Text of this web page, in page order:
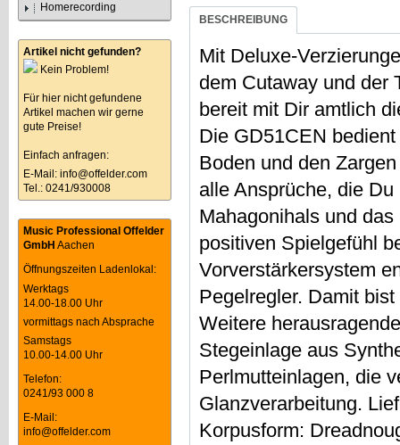
Homerecording
Artikel nicht gefunden?
Kein Problem!
Für hier nicht gefundene
Artikel machen wir gerne
gute Preise!
Einfach anfragen:
E-Mail: info@offelder.com
Tel.: 0241/930008
Music Professional Offelder
GmbH Aachen
Öffnungszeiten Ladenlokal:
Werktags
14.00-18.00 Uhr
vormittags nach Absprache
Samstags
10.00-14.00 Uhr
Telefon:
0241/93 000 8
E-Mail:
info@offelder.com
BESCHREIBUNG
Mit Deluxe-
dem Cutaway und der
bereit mit Dir amtlich
Die GD51CEN
Boden und den
alle Ansprüche, die
Mahagonihals und
positiven Spielgefühl
Vorverstärkersystem
Pegelregler. Damit
Weitere
Stegeinlage aus
Perlmutteinlagen, die
Glanzverarbeitung.
Korpusform: